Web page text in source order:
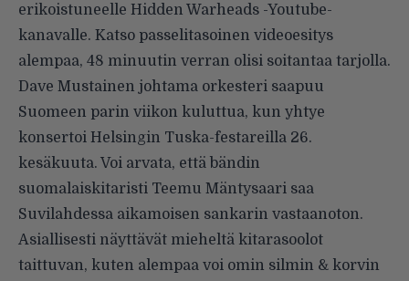
erikoistuneelle Hidden Warheads -Youtube-
kanavalle. Katso passelitasoinen videoesitys
alempaa, 48 minuutin verran olisi soitantaa tarjolla.
Dave Mustainen johtama orkesteri saapuu
Suomeen parin viikon kuluttua, kun yhtye
konsertoi Helsingin Tuska-festareilla 26.
kesäkuuta. Voi arvata, että bändin
suomalaiskitaristi Teemu Mäntysaari saa
Suvilahdessa aikamoisen sankarin vastaanoton.
Asiallisesti näyttävät mieheltä kitarasoolot
taittuvan, kuten alempaa voi omin silmin & korvin